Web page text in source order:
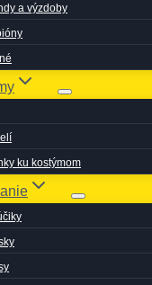
a výzdoby
ku kostýmom